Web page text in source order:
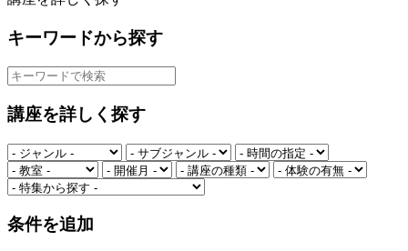
キーワードから探す
講座を詳しく探す
条件を追加